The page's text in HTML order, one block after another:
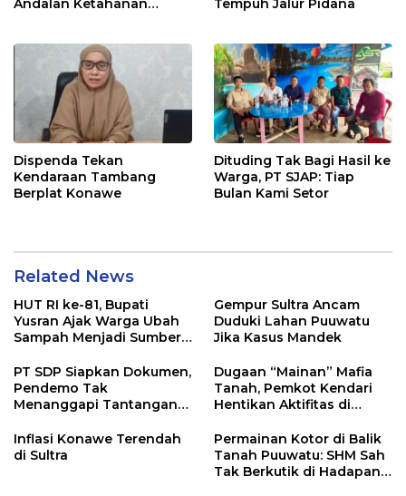
Dispenda Tekan
Kendaraan Tambang
Berplat Konawe
Dituding Tak Bagi Hasil ke
Warga, PT SJAP: Tiap
Bulan Kami Setor
Related News
HUT RI ke-81, Bupati
Yusran Ajak Warga Ubah
Sampah Menjadi Sumber
Gempur Sultra Ancam
Duduki Lahan Puuwatu
Jika Kasus Mandek
PT SDP Siapkan Dokumen,
Pendemo Tak
Menanggapi Tantangan
Dugaan “Mainan” Mafia
Tanah, Pemkot Kendari
Hentikan Aktifitas di
Inflasi Konawe Terendah
di Sultra
Permainan Kotor di Balik
Tanah Puuwatu: SHM Sah
Tak Berkutik di Hadapan